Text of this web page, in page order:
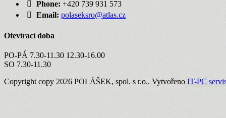
Phone: +420 739 931 573
Email: polaseksro@atlas.cz
Otevírací doba
PO-PÁ 7.30-11.30 12.30-16.00
SO 7.30-11.30
Copyright copy 2026 POLÁŠEK, spol. s r.o.. Vytvořeno IT-PC